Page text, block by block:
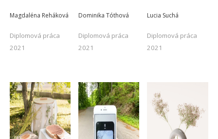
Magdaléna Reháková Dominika Tóthová Lucia Suchá
Diplomová práca
2021
Diplomová práca
2021
Diplomová práca
2021